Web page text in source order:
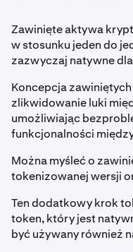
Zawinięte aktywa
w stosunku jeden do
zazwyczaj natywne
Koncepcja
zlikwidowanie luki
umożliwiając
funkcjonalności
Można myśleć o
tokenizowanej wersji
Ten dodatkowy krok
token, który jest
być używany również